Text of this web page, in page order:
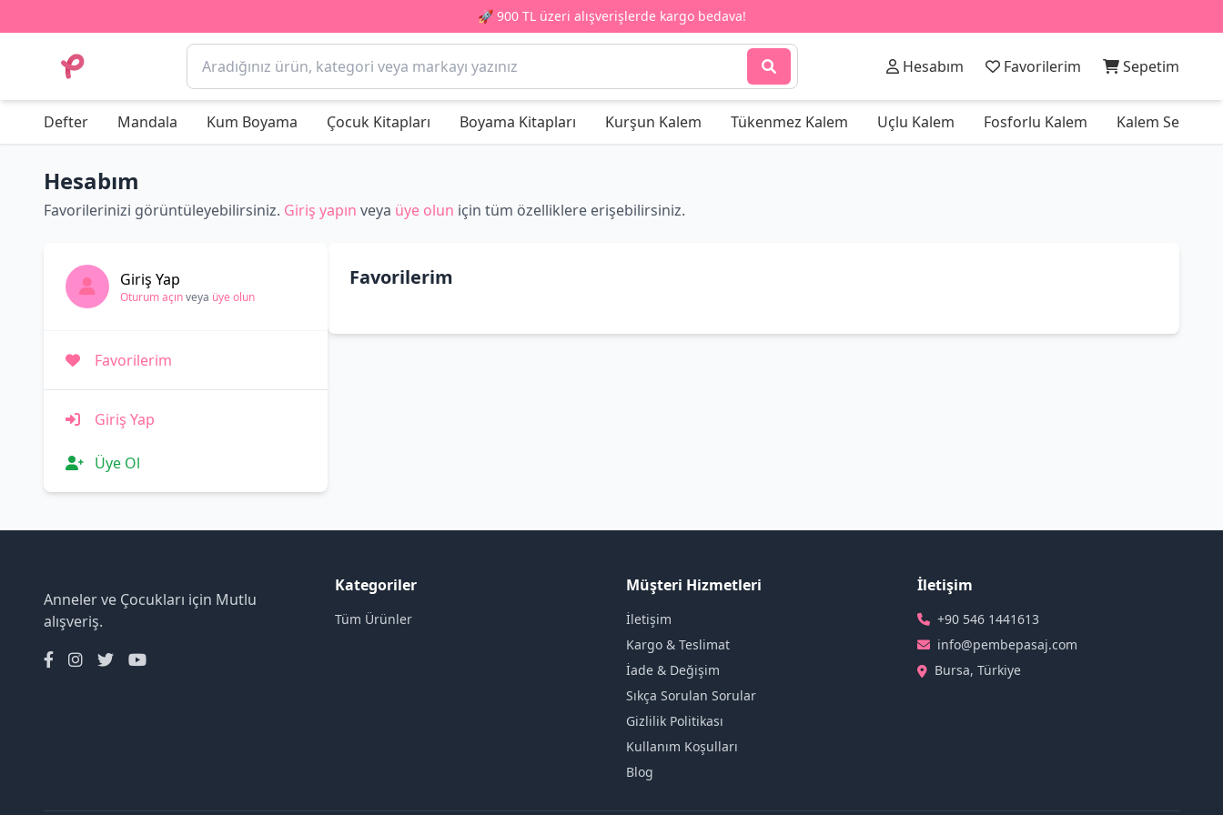
🚀 900 TL üzeri alışverişlerde kargo bedava!
Hesabım Favorilerim Sepetim
Defter Mandala Kum Boyama Çocuk Kitapları Boyama Kitapları Kurşun Kalem Tükenmez Kalem Uçlu Kalem Fosforlu Kalem Kalem Setleri
Hesabım
Favorilerinizi görüntüleyebilirsiniz. Giriş yapın veya üye olun için tüm özelliklere erişebilirsiniz.
Giriş Yap
Oturum açınveya üye olun
Favorilerim
Giriş Yap
Üye Ol
Favorilerim
Anneler ve Çocukları için Mutlu
alışveriş.
Kategoriler
Tüm Ürünler
Müşteri Hizmetleri
İletişim
Kargo & Teslimat
İade & Değişim
Sıkça Sorulan Sorular
Gizlilik Politikası
Kullanım Koşulları
Blog
İletişim
+90 546 1441613
info@pembepasaj.com
Bursa, Türkiye